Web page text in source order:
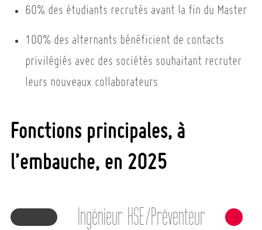
60% des étudiants recrutés avant la fin du Master
100% des alternants bénéficient de contacts
privilégiés avec des sociétés souhaitant recruter
leurs nouveaux collaborateurs
Fonctions principales, à
l’embauche, en 2025
Ingénieur HSE/Préventeur